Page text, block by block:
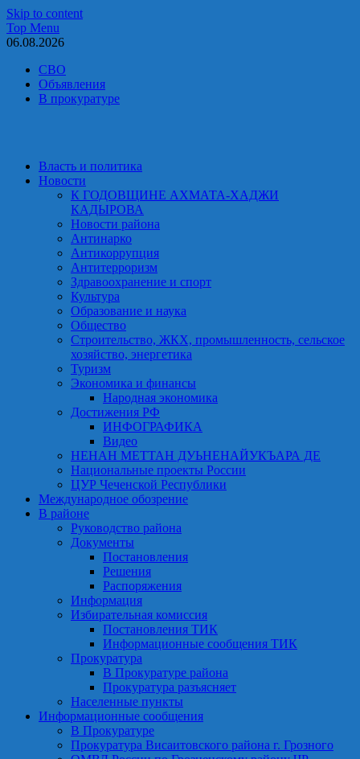
Skip to content
Top Menu
06.08.2026
СВО
Объявления
В прокуратуре
Власть и политика
Новости
К ГОДОВЩИНЕ АХМАТА-ХАДЖИ
КАДЫРОВА
Новости района
Антинарко
Антикоррупция
Антитерроризм
Здравоохранение и спорт
Культура
Образование и наука
Общество
Строительство, ЖКХ, промышленность, сельское
хозяйство, энергетика
Туризм
Экономика и финансы
Народная экономика
Достижения РФ
ИНФОГРАФИКА
Видео
НЕНАН МЕТТАН ДУЬНЕНАЙУКЪАРА ДЕ
Национальные проекты России
ЦУР Чеченской Республики
Международное обозрение
В районе
Руководство района
Документы
Постановления
Решения
Распоряжения
Информация
Избирательная комиссия
Постановления ТИК
Информационные сообщения ТИК
Прокуратура
В Прокуратуре района
Прокуратура разъясняет
Населенные пункты
Информационные сообщения
В Прокуратуре
Прокуратура Висаитовского района г. Грозного